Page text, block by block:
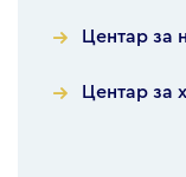
Центар за
Центар за